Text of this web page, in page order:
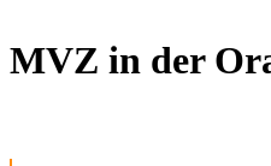
MVZ in der